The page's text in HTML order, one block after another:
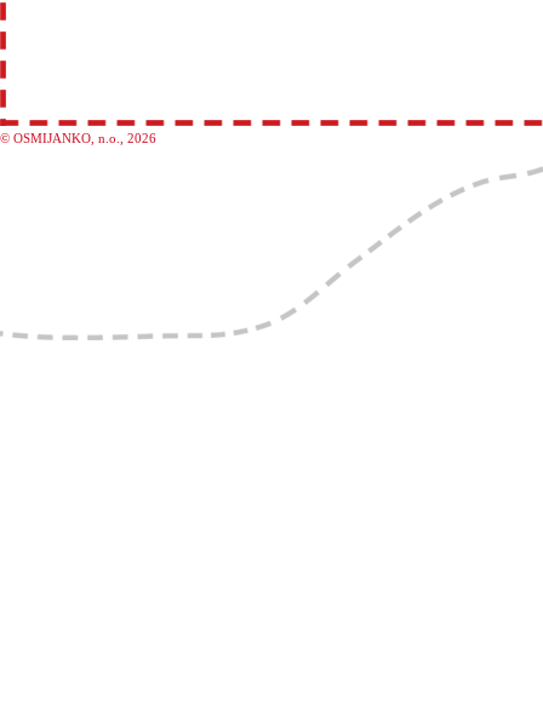
© OSMIJANKO, n.o., 2026